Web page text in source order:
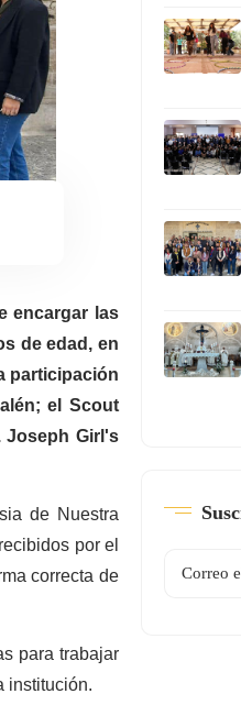
encargar las
de edad, en
participación
el Scout
Girl's
de Nuestra
por el
correcta de
para trabajar
institución.